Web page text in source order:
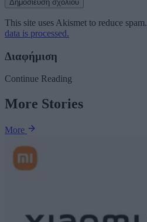
This site uses Akismet to reduce spam.
data is processed.
Διαφήμιση
Continue Reading
More Stories
More